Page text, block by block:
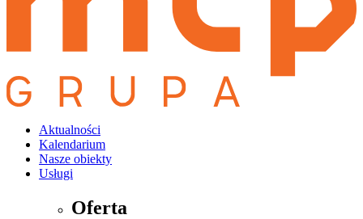
Aktualności
Kalendarium
Nasze obiekty
Usługi
Oferta